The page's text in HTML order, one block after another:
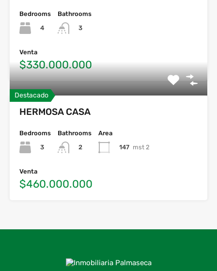
Bedrooms
4
Bathrooms
3
Venta
$330.000.000
Destacado
HERMOSA CASA
Bedrooms
3
Bathrooms
2
Area
147 mst 2
Venta
$460.000.000